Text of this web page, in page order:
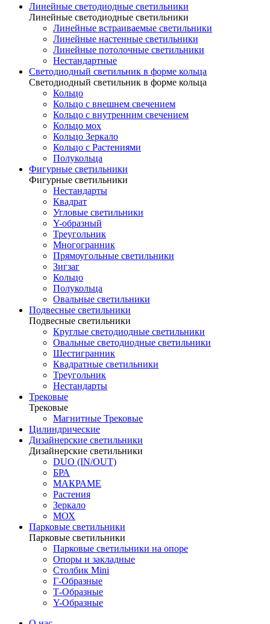
Линейные светодиодные светильники
Линейные светодиодные светильники
Линейные встраиваемые светильники
Линейные настенные светильники
Линейные потолочные светильники
Нестандартные
Светодиодный светильник в форме кольца
Светодиодный светильник в форме кольца
Кольцо
Кольцо с внешнем свечением
Кольцо с внутренним свечением
Кольцо мох
Кольцо Зеркало
Кольцо с Растениями
Полукольца
Фигурные светильники
Фигурные светильники
Нестандарты
Квадрат
Угловые светильники
Y-образный
Треугольник
Многогранник
Прямоугольные светильники
Зигзаг
Кольцо
Полукольца
Овальные светильники
Подвесные светильники
Подвесные светильники
Круглые светодиодные светильники
Овальные светодиодные светильники
Шестигранник
Квадратные светильники
Треугольник
Нестандарты
Трековые
Трековые
Магнитные Трековые
Цилиндрические
Дизайнерские светильники
Дизайнерские светильники
DUO (IN/OUT)
БРА
МАКРАМЕ
Растения
Зеркало
МОХ
Парковые светильники
Парковые светильники
Парковые светильники на опоре
Опоры и закладные
Столбик Mini
Г-Образные
Т-Образные
Y-Образные